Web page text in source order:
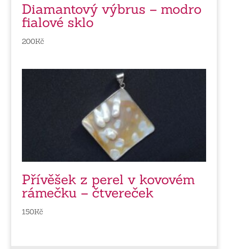
Diamantový výbrus – modro
fialové sklo
200Kč
Přívěšek z perel v kovovém
rámečku – čtvereček
150Kč